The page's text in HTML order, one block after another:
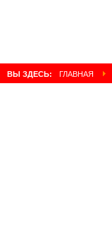
ВЫ ЗДЕСЬ: ГЛАВНАЯ